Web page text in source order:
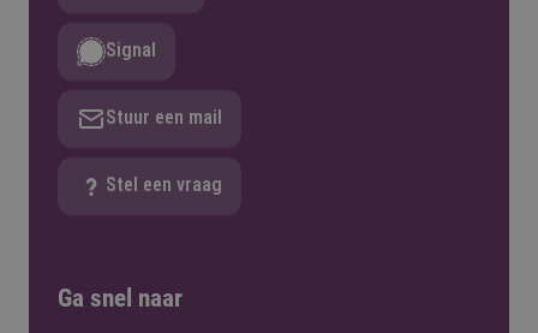
Signal
Stuur een mail
Stel een vraag
Ga snel naar